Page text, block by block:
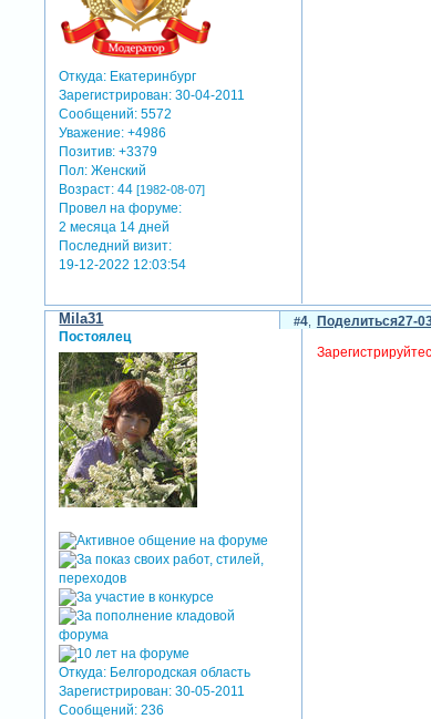
Откуда: Екатеринбург
Зарегистрирован: 30-04-2011
Сообщений: 5572
Уважение: +4986
Позитив: +3379
Пол: Женский
Возраст: 44[1982-08-07]
Провел на форуме:
2 месяца 14 дней
Последний визит:
19-12-2022 12:03:54
Поделиться
4 27-
Mila31
Постоялец
Откуда: Белгородская область
Зарегистрирован: 30-05-2011
Сообщений: 236